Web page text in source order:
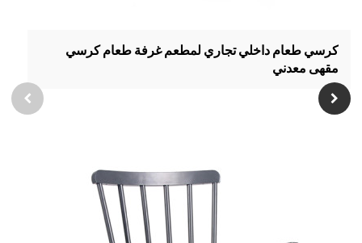
كرسي طعام داخلي تجاري لمطعم غرفة طعام كرسي
مقهى معدني